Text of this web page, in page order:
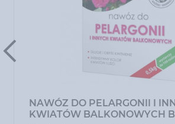
NAWÓZ DO PELARGONII I
KWIATÓW BALKONOWYCH